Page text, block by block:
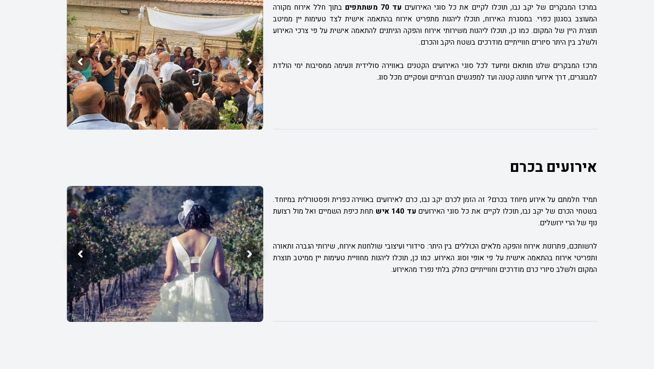
במרכז המבקרים של יקב נבו, תוכלו לקיים את כל סוגי האירועים עד 70 משתתפים
בתוך חלל אירוח מקורה
המעוצב בסגנון כפרי. במסגרת האירוח, תוכלו ליהנות מתפריט אירוח בהתאמה אישית לצד טעימות יין ממיטב
תוצרת היין של המקום. כמו כן, תוכלו ליהנות משירותי אירוח והפקה הניתנים להתאמה אישית על פי צרכי האירוע
ולשלב בין היתר סיורים חווייתיים מודרכים בשטח היקב והכרם.
מרכז המבקרים שלנו מותאם ומיועד לכל סוגי האירועים הקטנים באווירה סולידית ונעימה ממסיבות ימי הולדת
למבוגרים, דרך אירועי חתונה קטנה ועד למפגשים חברתיים ועסקיים מכל סוג.
אירועים בכרם
תמיד חלמתם על אירוע מיוחד בכרם? זה הזמן לכרם יקב נבו, כרם לאירועים באווירה כפרית ופסטורלית במיוחד.
בשטחי הכרם של יקב נבו, תוכלו לקיים את כל סוגי האירועים עד 140 איש
תחת כיפת השמיים ואל מול רצועת
נוף של הרי ירושלים.
לרשותכם, פתרונות אירוח והפקה מלאים הכוללים בין היתר: סידורי ועיצובי שולחנות אירוח, שירותי הגברה ותאורה
ותפריטי אירוח בהתאמה אישית על פי אופי וסוג האירוע. כמו כן, תוכלו ליהנות מחוויית טעימות יין ממיטב תוצרת
המקום ולשלב סיורי כרם מודרכים וחווייתיים כחלק בלתי נפרד מהאירוע.